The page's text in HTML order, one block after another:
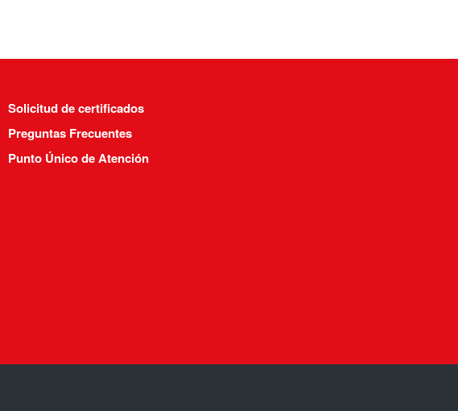
Solicitud de certificados
Preguntas Frecuentes
Punto Único de Atención